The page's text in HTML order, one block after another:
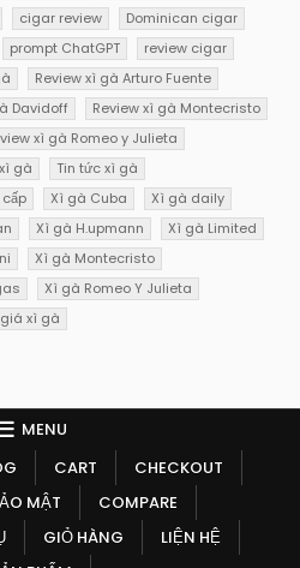
cigar review
Dominican cigar
prompt ChatGPT
review cigar
Review xì gà Arturo Fuente
Davidoff
Review xì gà Montecristo
xì gà Romeo y Julieta
gà
Tin tức xì gà
Xì gà Cuba
Xì gà daily
Xì gà H.upmann
Xì gà Limited
Xì gà Montecristo
Xì gà Romeo Y Julieta
xì gà
MENU
CART
CHECKOUT
MẬT
COMPARE
GIỎ HÀNG
LIỆN HỆ